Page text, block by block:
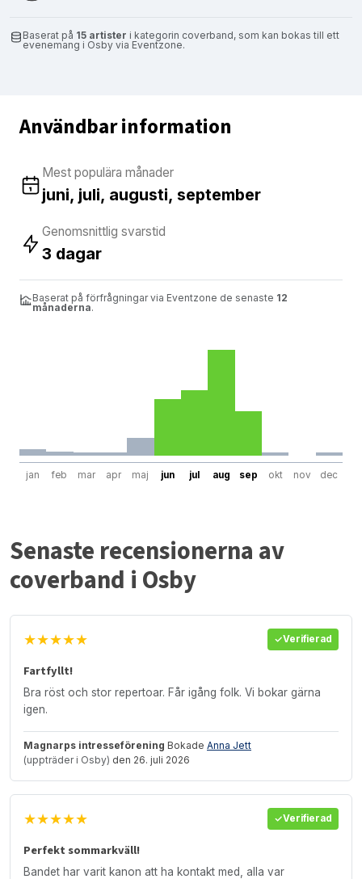
Baserat på 15 artister i kategorin coverband, som kan bokas till ett
evenemang i Osby via Eventzone.
Användbar information
Mest populära månader
juni, juli, augusti, september
Genomsnittlig svarstid
3 dagar
Baserat på förfrågningar via Eventzone de senaste 12
månaderna.
jan feb mar apr maj jun jul aug sep okt nov dec
Senaste recensionerna av
coverband i Osby
★★★★★ Verifierad
Fartfyllt!
Bra röst och stor repertoar. Får igång folk. Vi bokar gärna
igen.
Magnarps intresseförening Bokade Anna Jett
(uppträder i Osby) den 26. juli 2026
★★★★★ Verifierad
Perfekt sommarkväll!
Bandet har varit kanon att ha kontakt med, alla var